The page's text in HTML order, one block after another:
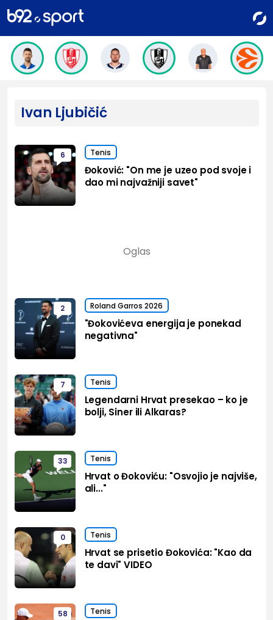
Ivan Ljubičić
6 Tenis
Đoković: "On me je uzeo pod svoje i
dao mi najvažniji savet"
2 Roland Garros 2026
"Đokovićeva energija je ponekad
negativna"
7 Tenis
Legendarni Hrvat presekao – ko je
bolji, Siner ili Alkaras?
33 Tenis
Hrvat o Đokoviću: "Osvojio je najviše,
ali..."
0 Tenis
Hrvat se prisetio Đokovića: "Kao da
te davi" VIDEO
58 Tenis